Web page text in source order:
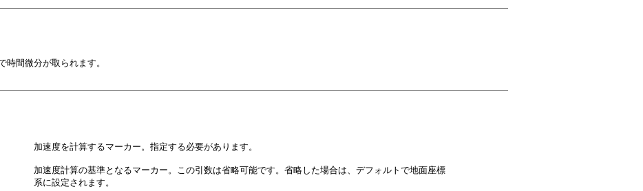
時間微分が取られます。
加速度を計算するマーカー。指定する必要があります。
加速度計算の基準となるマーカー。この引数は省略可能です。省略した場合は、デフォルトで地面座標
系に設定されます。